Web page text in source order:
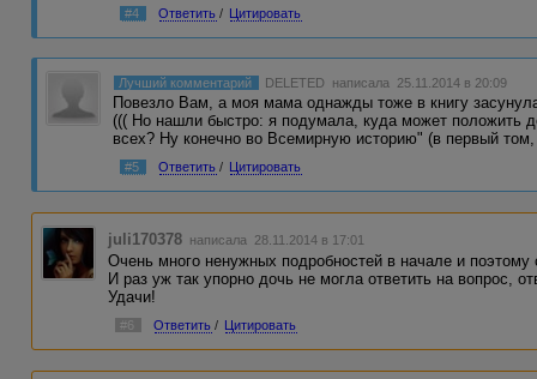
#4 Ответить / Цитировать
Лучший комментарий DELETED написала 25.11.2014 в 20:09
Повезло Вам, а моя мама однажды тоже в книгу
((( Но нашли быстро: я подумала, куда может положить
всех? Ну конечно во Всемирную историю" (в первый
#5 Ответить / Цитировать
juli170378 написала 28.11.2014 в 17:01
Очень много ненужных подробностей в начале и поэтому
И раз уж так упорно дочь не могла ответить на вопрос,
Удачи!
#6 Ответить / Цитировать